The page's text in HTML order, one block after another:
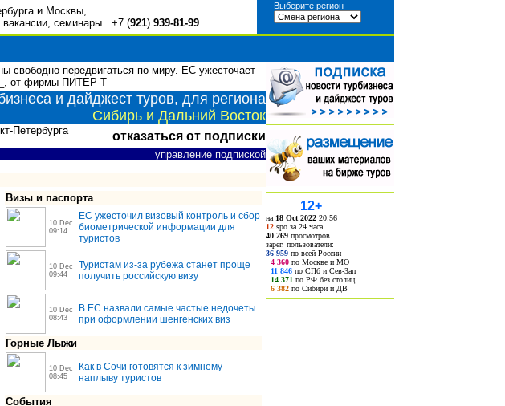
и Москвы,
вакансии, семинары +7 (921) 939-81-99
Выберите регион
передвигаться по миру. ЕС ужесточает
_, от фирмы ПИТЕР-Т
и дайджест туров, для региона
Сибирь и Дальний Восток
Петербурга
отказаться от подписки
управление подпиской
Визы и паспорта
10 Dec
09:14
ЕС ужесточил визовый контроль и сбор
биометрической информации для
туристов
10 Dec
09:44
Туристам из-за рубежа станет проще
получить российскую визу
10 Dec
08:43
В ЕС назвали самые частые недочеты
при оформлении шенгенских виз
Горные Лыжи
10 Dec
08:45
Как в Сочи готовятся к зимнему
наплыву туристов
События
12+
на 18 Oct 2022 20:56
12 spo за 24 часа
40 269 просмотров
зарег. пользователи:
36 959 по всей России
4 360 по Москве и МО
11 846 по СПб и Сев-Зап
14 371 по РФ без столиц
6 382 по Сибири и ДВ